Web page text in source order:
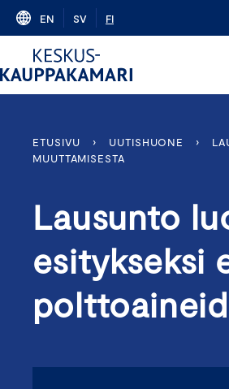
Skip
content
EN SV FI
ETUSIVU › UUTISHUONE ›
MUUTTAMISESTA
Lausunto
esitykseksi